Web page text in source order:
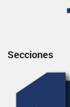
Secciones